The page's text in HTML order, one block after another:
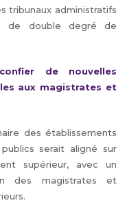
tribunaux administratifs
de double degré de
confier de nouvelles
aux magistrates et
des établissements
serait aligné sur
supérieur, avec un
des magistrates et